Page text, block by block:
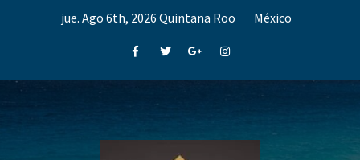
jue. Ago 6th, 2026 Quintana Roo México
FacebookTwitterGoogle+Instagram